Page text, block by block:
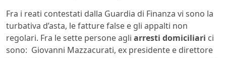
Fra i reati contestati dalla Guardia di Finanza vi sono la
turbativa d’asta, le fatture false e gli appalti non
regolari. Fra le sette persone agli arresti domiciliari ci
sono: Giovanni Mazzacurati, ex presidente e direttore